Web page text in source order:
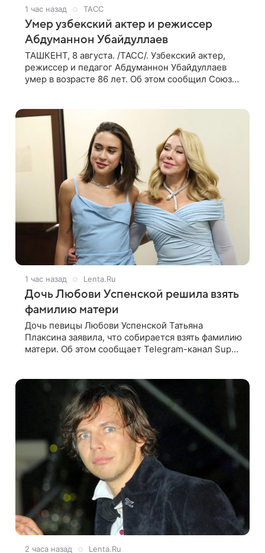
1 час назад ТАСС
Умер узбекский актер и режиссер
Абдуманнон Убайдуллаев
ТАШКЕНТ, 8 августа. /ТАСС/. Узбекский актер,
режиссер и педагог Абдуманнон Убайдуллаев
умер в возрасте 86 лет. Об этом сообщил Союз
1 час назад Lenta.Ru
Дочь Любови Успенской решила взять
фамилию матери
Дочь певицы Любови Успенской Татьяна
Плаксина заявила, что собирается взять фамилию
матери. Об этом сообщает Telegram-канал Super.
2 часа назад Lenta.Ru